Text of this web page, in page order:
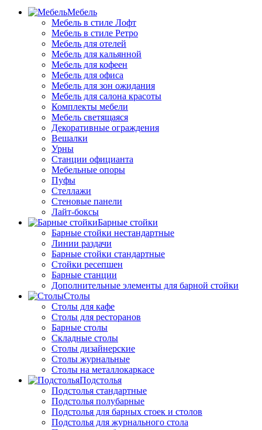
Мебель
Мебель в стиле Лофт
Мебель в стиле Ретро
Мебель для отелей
Мебель для кальянной
Мебель для кофеен
Мебель для офиса
Мебель для зон ожидания
Мебель для салона красоты
Комплекты мебели
Мебель светящаяся
Декоративные ограждения
Вешалки
Урны
Станции официанта
Мебельные опоры
Пуфы
Стеллажи
Стеновые панели
Лайт-боксы
Барные стойки
Барные стойки нестандартные
Линии раздачи
Барные стойки стандартные
Стойки ресепшен
Барные станции
Дополнительные элементы для барной стойки
Столы
Столы для кафе
Столы для ресторанов
Барные столы
Складные столы
Столы дизайнерские
Столы журнальные
Столы на металлокаркасе
Подстолья
Подстолья стандартные
Подстолья полубарные
Подстолья для барных стоек и столов
Подстолья для журнального стола